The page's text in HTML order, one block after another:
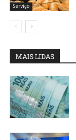
Serviço
MAIS LIDAS